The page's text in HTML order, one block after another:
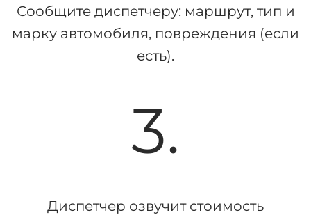
Сообщите диспетчеру: маршрут, тип и
марку автомобиля, повреждения (если
есть).
3.
Диспетчер озвучит стоимость